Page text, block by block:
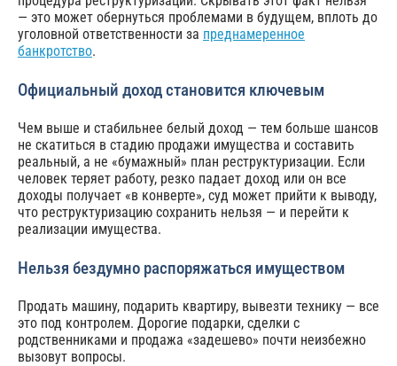
— это может обернуться проблемами в будущем, вплоть до
уголовной ответственности за преднамеренное
банкротство.
Официальный доход становится ключевым
Чем выше и стабильнее белый доход — тем больше шансов
не скатиться в стадию продажи имущества и составить
реальный, а не «бумажный» план реструктуризации. Если
человек теряет работу, резко падает доход или он все
доходы получает «в конверте», суд может прийти к выводу,
что реструктуризацию сохранить нельзя — и перейти к
реализации имущества.
Нельзя бездумно распоряжаться имуществом
Продать машину, подарить квартиру, вывезти технику — все
это под контролем. Дорогие подарки, сделки с
родственниками и продажа «задешево» почти неизбежно
вызовут вопросы.